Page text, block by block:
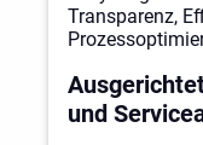
Transparenz,
und